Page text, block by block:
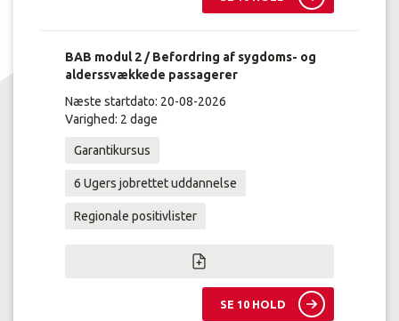
BAB modul 2 / Befordring af sygdoms- og
alderssvækkede passagerer
Garantikursus
6 Ugers jobrettet uddannelse
Regionale positivlister
SE 10 HOLD
Næste startdato: 20-08-2026
Varighed: 2 dage